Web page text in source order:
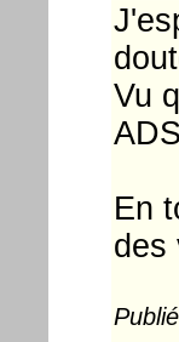
Vu
En
des